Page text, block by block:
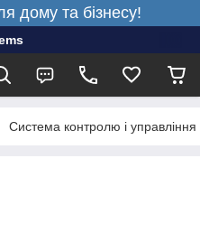
дому та бізнесу!
Система контролю і